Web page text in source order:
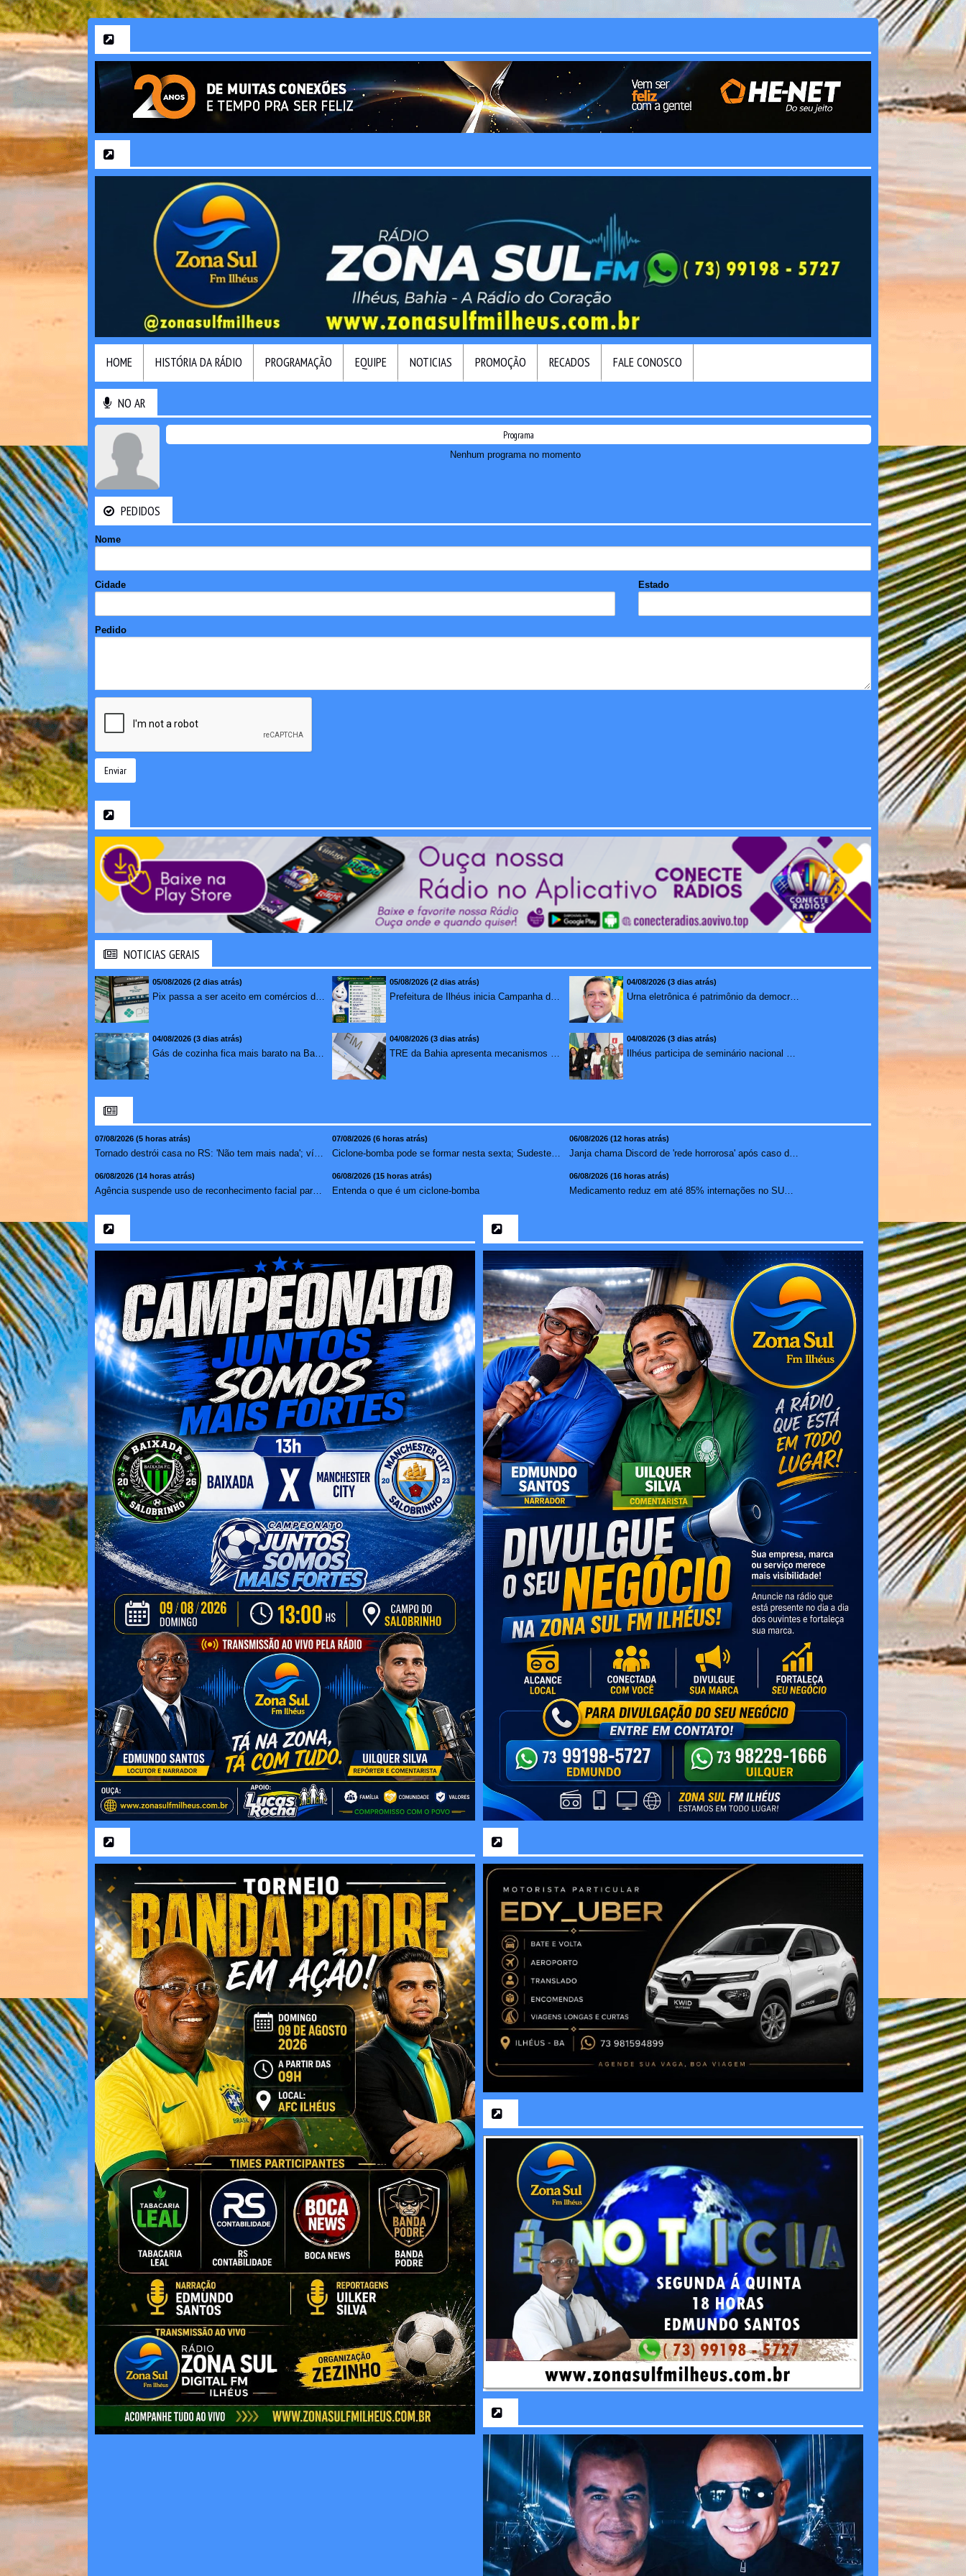
HOME HISTÓRIA DA RÁDIO PROGRAMAÇÃO EQUIPE NOTICIAS PROMOÇÃO RECADOS FALE CONOSCO
NO AR
Programa
Nenhum programa no momento
PEDIDOS
Nome
Cidade Estado
Pedido
Enviar
NOTICIAS GERAIS
05/08/2026 (2 dias atrás) 05/08/2026 (2 dias atrás) 04/08/2026 (3 dias atrás)
Urna eletrônica é patrimônio da democracia, diz presidente do TSE
04/08/2026 (3 dias atrás) 04/08/2026 (3 dias atrás) 04/08/2026 (3 dias atrás)
07/08/2026 (5 horas atrás) 07/08/2026 (6 horas atrás) 06/08/2026 (12 horas atrás)
06/08/2026 (14 horas atrás)
Agência suspende uso de reconhecimento facial para chamada...
06/08/2026 (15 horas atrás)
Entenda o que é um ciclone-bomba
06/08/2026 (16 horas atrás)